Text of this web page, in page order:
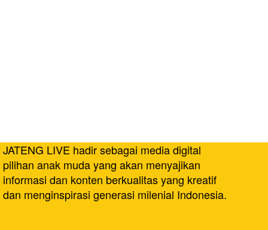
JATENG LIVE hadir sebagai media digital
pilihan anak muda yang akan menyajikan
informasi dan konten berkualitas yang kreatif
dan menginspirasi generasi milenial Indonesia.